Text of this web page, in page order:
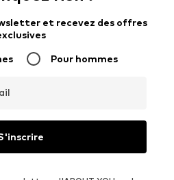
et recevez des offres
Pour hommes